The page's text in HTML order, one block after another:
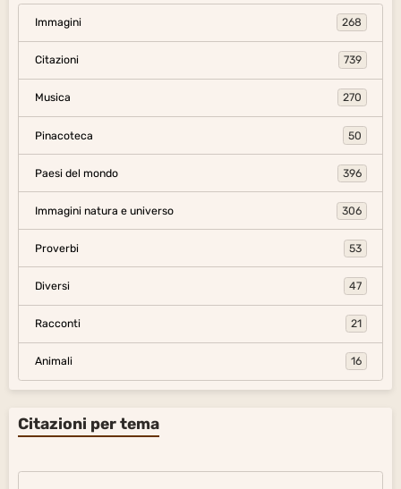
Immagini 268
Citazioni 739
Musica 270
Pinacoteca 50
Paesi del mondo 396
Immagini natura e universo 306
Proverbi 53
Diversi 47
Racconti 21
Animali 16
Citazioni per tema